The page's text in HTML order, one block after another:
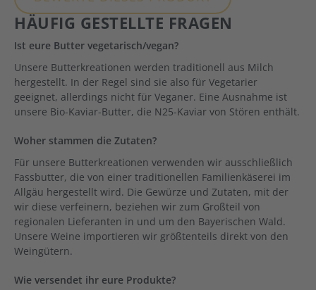
HÄUFIG GESTELLTE FRAGEN
Ist eure Butter vegetarisch/vegan?
Unsere Butterkreationen werden traditionell aus Milch
hergestellt. In der Regel sind sie also für Vegetarier
geeignet, allerdings nicht für Veganer. Eine Ausnahme ist
unsere Bio-Kaviar-Butter, die N25-Kaviar von Stören enthält.
Woher stammen die Zutaten?
Für unsere Butterkreationen verwenden wir ausschließlich
Fassbutter, die von einer traditionellen Familienkäserei im
Allgäu hergestellt wird. Die Gewürze und Zutaten, mit der
wir diese verfeinern, beziehen wir zum Großteil von
regionalen Lieferanten in und um den Bayerischen Wald.
Unsere Weine importieren wir größtenteils direkt von den
Weingütern.
Wie versendet ihr eure Produkte?